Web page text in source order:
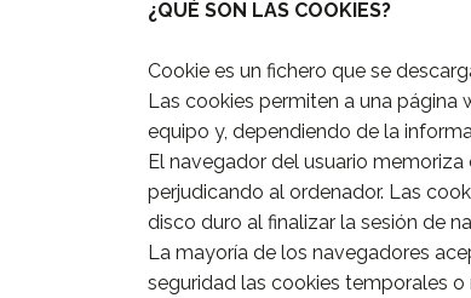
¿QUÉ SON LAS COOKIES?
Cookie es un fichero que se
Las cookies permiten a una página
equipo y, dependiendo de la
El navegador del usuario
perjudicando al ordenador. Las
disco duro al finalizar la sesión de
La mayoría de los navegadores
seguridad las cookies temporales o